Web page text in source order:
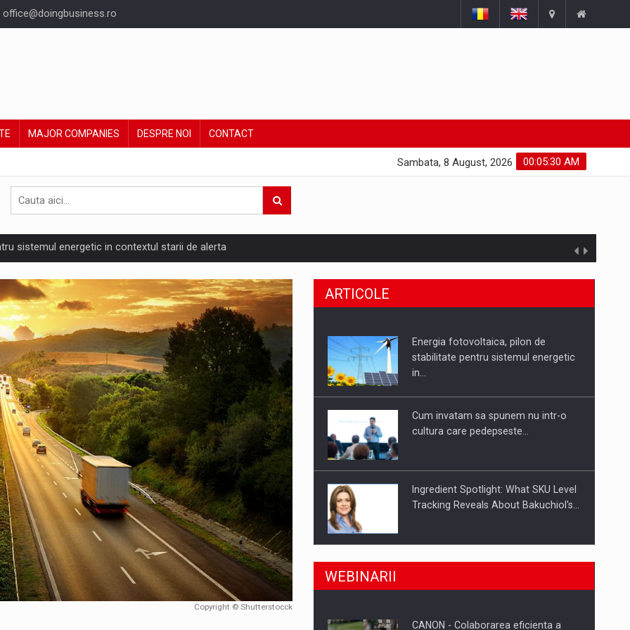
office@doingbusiness.ro
MAJOR COMPANIES DESPRE NOI CONTACT
00:05:31 AM
Sambata, 8 August, 2026
sistemul energetic in contextul starii de alerta
pedepseste granitele?
Reveals About Bakuchiol's Evolution
noilor reglementari UE privind ambalajele pot risca retragerea produselor din piata
ON THE INTERNATIONAL BUSINESS SCENE
DIGITALIZED WHOLESALER IN ROMANIA
RO concept OSCAR – peste 500 de participanti
a Pall-Ex, liderul pietei de transport paletizat din Romania, preiau compania intr-o tranzactie de peste 25…
AL FAMILIEI: RANGE ROVER GT Copyright © Shutterstocck
ARTICOLE
Energia fotovoltaica, pilon de
stabilitate pentru sistemul energetic
in…
Cum invatam sa spunem nu intr-o
cultura care pedepseste…
Ingredient Spotlight: What SKU Level
Tracking Reveals About Bakuchiol's…
Producatorii si comerciantii care nu
WEBINARII
CANON - Colaborarea eficienta a